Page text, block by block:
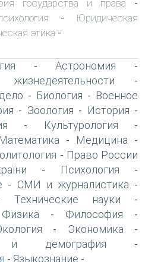
государства и права -
-
Юридическая
этика -
-Астрономия -
жизнедеятельности -
- Биология - Военное
- Зоология - История -
- Культурология -
Математика - Медицина -
- Право России
- Психология -
- СМИ и журналистика -
Технические науки -
Физика - Философия -
- Экономика -
и демография -
- Языкознание -